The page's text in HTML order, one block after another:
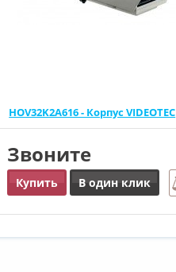
HOV32K2A616 - Корпус VIDEOTEC
Звоните
Купить В один клик